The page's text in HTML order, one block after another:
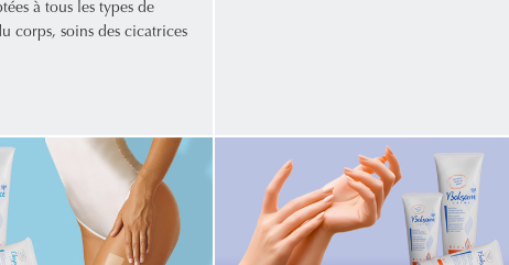
à tous les types de
corps, soins des cicatrices